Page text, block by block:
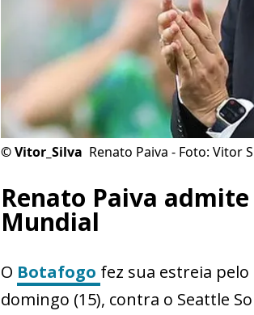
©Vitor_Silva Renato Paiva - Foto: Vitor
Renato Paiva
Mundial
O Botafogo fez sua estreia
domingo (15), contra o Seattle